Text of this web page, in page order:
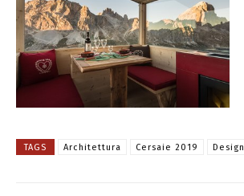
TAGS Architettura Cersaie 2019 Design